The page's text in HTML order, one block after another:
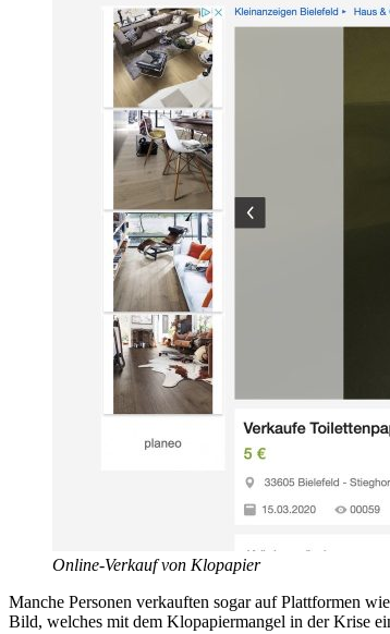
Online-Verkauf von Klopapier
Manche Personen verkauften sogar auf Plattformen
Bild, welches mit dem Klopapiermangel in der Krise